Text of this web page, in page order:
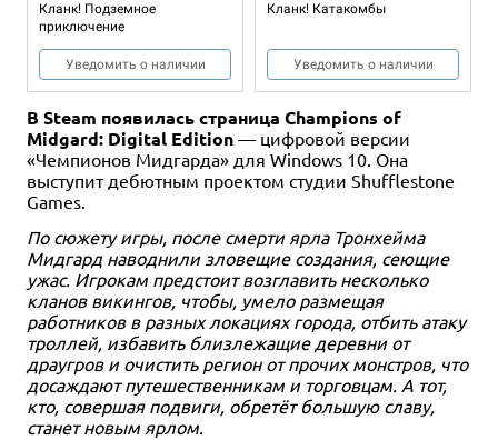
Кланк! Подземное
приключение
Уведомить о наличии
Кланк! Катакомбы
Уведомить о наличии
1-4 60-120 13+
Дюна: Империя
5 990 ₽
Уведомить о наличии
1-6 60-120 13+
Дюна: Империя. Восстание
6 490 ₽
Уведомить о наличии
В Steam появилась страница Champions of
Midgard: Digital Edition — цифровой версии
«Чемпионов Мидгарда» для Windows 10. Она
выступит дебютным проектом студии Shufflestone
Games.
По сюжету игры, после смерти ярла Тронхейма
Мидгард наводнили зловещие создания, сеющие
ужас. Игрокам предстоит возглавить несколько
кланов викингов, чтобы, умело размещая
работников в разных локациях города, отбить атаку
троллей, избавить близлежащие деревни от
драугров и очистить регион от прочих монстров, что
досаждают путешественникам и торговцам. А тот,
кто, совершая подвиги, обретёт большую славу,
станет новым ярлом.